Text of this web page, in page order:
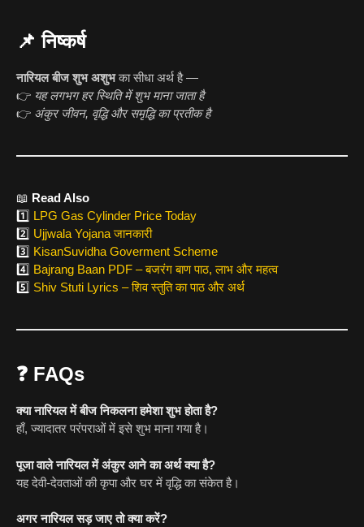
📌 निष्कर्ष
नारियल बीज शुभ अशुभका सीधा अर्थ है —
👉 यह लगभग हर स्थिति में शुभ माना जाता है
👉 अंकुर जीवन, वृद्धि और समृद्धि का प्रतीक है
📖 Read Also
1️⃣ LPG Gas Cylinder Price Today
2️⃣ Ujjwala Yojana जानकारी
3️⃣ KisanSuvidha Goverment Scheme
4️⃣ Bajrang Baan PDF – बजरंग बाण पाठ, लाभ और महत्व
5️⃣ Shiv Stuti Lyrics – शिव स्तुति का पाठ और अर्थ
❓ FAQs
क्या नारियल में बीज निकलना हमेशा शुभ होता है?
हाँ, ज्यादातर परंपराओं में इसे शुभ माना गया है।
पूजा वाले नारियल में अंकुर आने का अर्थ क्या है?
यह देवी-देवताओं की कृपा और घर में वृद्धि का संकेत है।
अगर नारियल सड़ जाए तो क्या करें?